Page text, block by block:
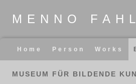
MENNO FAHL
Skip
navigation
Home Person Works
MUSEUM FÜR BILDENDE